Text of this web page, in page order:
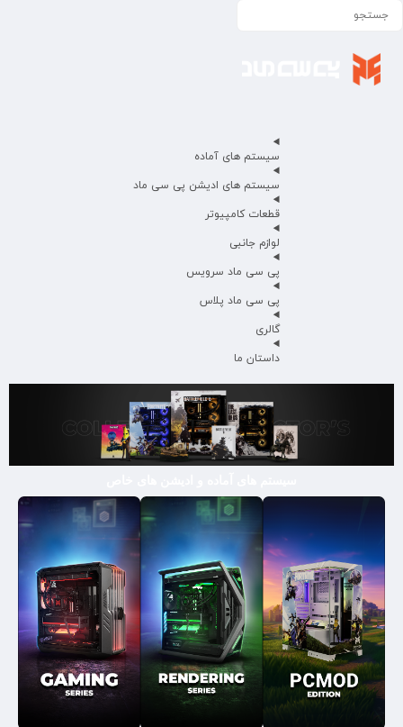
سیستم های آماده
سیستم های ادیشن پی سی ماد
قطعات کامپیوتر
لوازم جانبی
پی سی ماد سرویس
پی سی ماد پلاس
گالری
داستان ما